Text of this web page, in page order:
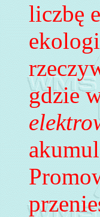
liczbę
gdzie
Prom